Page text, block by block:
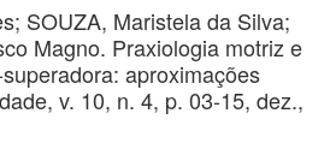
SOUZA, Maristela da Silva;
Magno. Praxiologia motriz e
aproximações
v. 10, n. 4, p. 03-15, dez.,